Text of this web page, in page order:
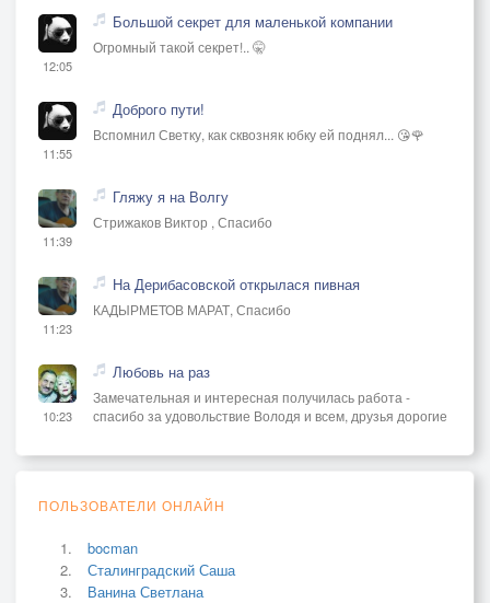
12:05
Большой секрет для маленькой компании
Огромный такой секрет!.. 🤫
11:55
Доброго пути!
Вспомнил Светку, как сквозняк юбку ей поднял... 😘🌹
11:39
Гляжу я на Волгу
Стрижаков Виктор , Спасибо
11:23
На Дерибасовской открылася пивная
КАДЫРМЕТОВ МАРАТ, Спасибо
10:23
Любовь на раз
Замечательная и интересная получилась работа -
спасибо за удовольствие Володя и всем, друзья дорогие
ПОЛЬЗОВАТЕЛИ ОНЛАЙН
bocman
Сталинградский Саша
Ванина Светлана